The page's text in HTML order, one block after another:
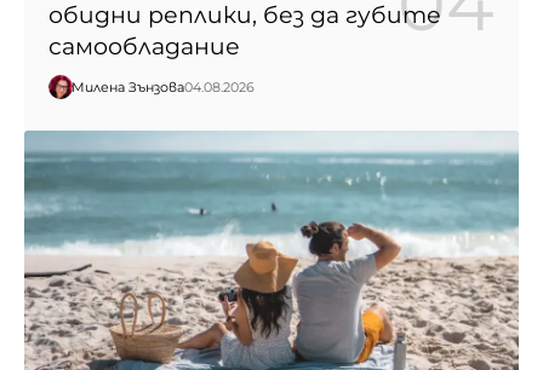
обидни реплики, без да губите
самообладание
Милена Зънзова04.08.2026